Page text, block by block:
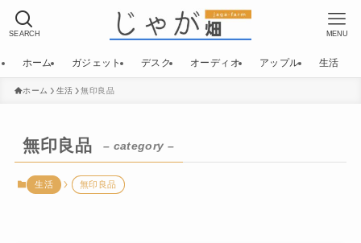
SEARCH MENU
ホーム ガジェット デスク オーディオ アップル 生活
ホーム 生活 無印良品
無印良品 – category –
生活 無印良品